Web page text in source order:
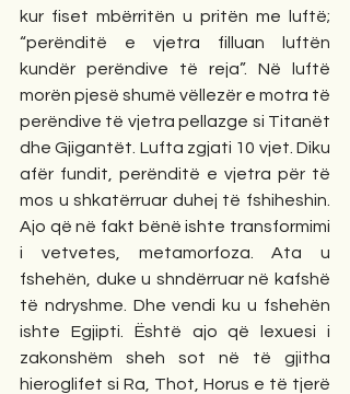
kur fiset mbërritën u pritën me luftë;
“perënditë e vjetra filluan luftën
kundër perëndive të reja”. Në luftë
morën pjesë shumë vëllezër e motra të
perëndive të vjetra pellazge si Titanët
dhe Gjigantët. Lufta zgjati 10 vjet. Diku
afër fundit, perënditë e vjetra për të
mos u shkatërruar duhej të fshiheshin.
Ajo që në fakt bënë ishte transformimi
i vetvetes, metamorfoza. Ata u
fshehën, duke u shndërruar në kafshë
të ndryshme. Dhe vendi ku u fshehën
ishte Egjipti. Është ajo që lexuesi i
zakonshëm sheh sot në të gjitha
hieroglifet si Ra, Thot, Horus e të tjerë